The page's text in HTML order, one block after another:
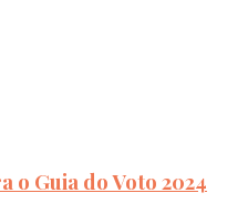
o Guia do Voto 2024